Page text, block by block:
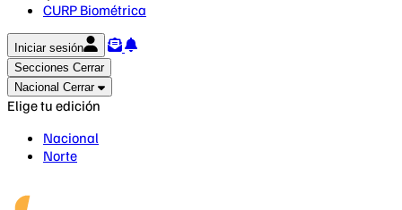
CURP Biométrica
Iniciar sesión
Secciones Cerrar
Nacional Cerrar
Elige tu edición
Nacional
Norte